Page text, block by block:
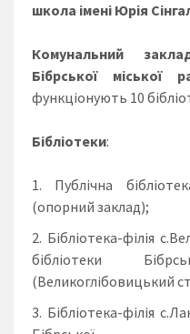
школа імені Юрія
Комунальний
Бібрської міської
функціонують 10
Бібліотеки:
Публічна
(опорний заклад);
Бібліотека-філія
бібліотеки
(Великоглібовицький
Бібліотека-філія